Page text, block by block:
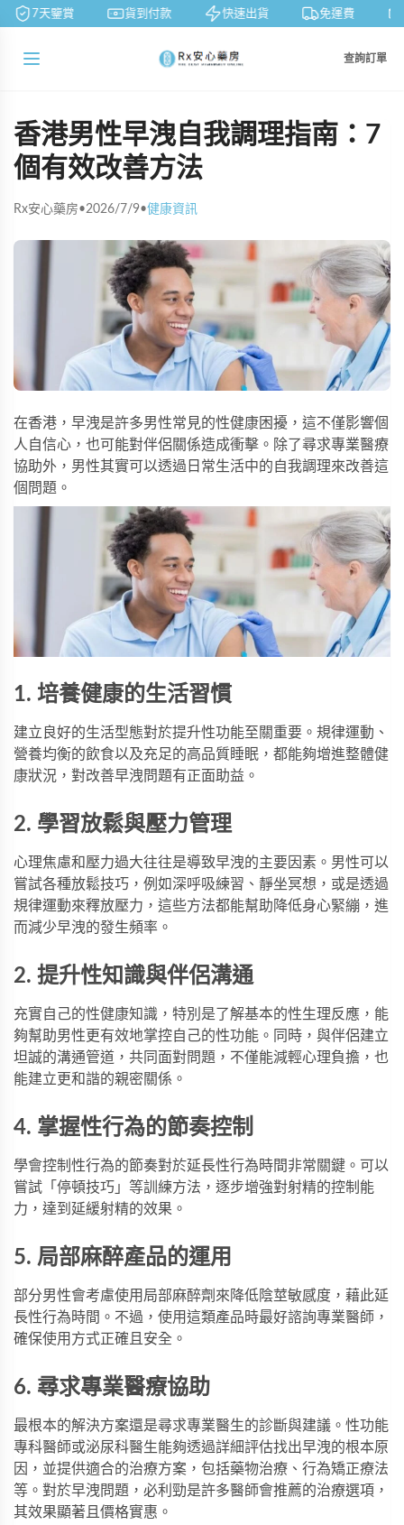
7天鑒賞 貨到付款 快速出貨 免運費
查詢訂單
香港男性早洩自我調理指南：7
個有效改善方法
Rx安心藥房•2026/7/9•健康資訊
在香港，早洩是許多男性常見的性健康困擾，這不僅影響個
人自信心，也可能對伴侶關係造成衝擊。除了尋求專業醫療
協助外，男性其實可以透過日常生活中的自我調理來改善這
個問題。
1. 培養健康的生活習慣
建立良好的生活型態對於提升性功能至關重要。規律運動、
營養均衡的飲食以及充足的高品質睡眠，都能夠增進整體健
康狀況，對改善早洩問題有正面助益。
2. 學習放鬆與壓力管理
心理焦慮和壓力過大往往是導致早洩的主要因素。男性可以
嘗試各種放鬆技巧，例如深呼吸練習、靜坐冥想，或是透過
規律運動來釋放壓力，這些方法都能幫助降低身心緊繃，進
而減少早洩的發生頻率。
2. 提升性知識與伴侶溝通
充實自己的性健康知識，特別是了解基本的性生理反應，能
夠幫助男性更有效地掌控自己的性功能。同時，與伴侶建立
坦誠的溝通管道，共同面對問題，不僅能減輕心理負擔，也
能建立更和諧的親密關係。
4. 掌握性行為的節奏控制
學會控制性行為的節奏對於延長性行為時間非常關鍵。可以
嘗試「停頓技巧」等訓練方法，逐步增強對射精的控制能
力，達到延緩射精的效果。
5. 局部麻醉產品的運用
部分男性會考慮使用局部麻醉劑來降低陰莖敏感度，藉此延
長性行為時間。不過，使用這類產品時最好諮詢專業醫師，
確保使用方式正確且安全。
6. 尋求專業醫療協助
最根本的解決方案還是尋求專業醫生的診斷與建議。性功能
專科醫師或泌尿科醫生能夠透過詳細評估找出早洩的根本原
因，並提供適合的治療方案，包括藥物治療、行為矯正療法
等。對於早洩問題， 必利勁是許多醫師會推薦的治療選項，
其效果顯著且價格實惠。